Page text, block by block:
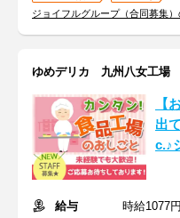
ジョイフルグループ（合同募集
ゆめデリカ 九州八女工場
【
出
c.♪
給与 時給1077